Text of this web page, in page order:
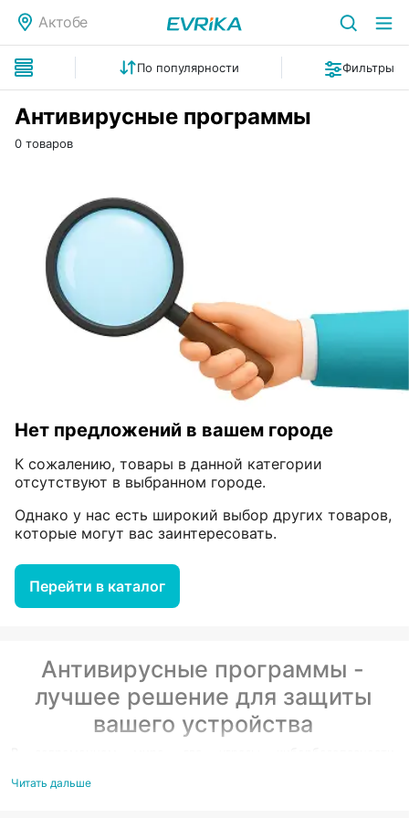
Актобе
По популярности Фильтры
Антивирусные программы
0 товаров
Нет предложений в вашем городе
К сожалению, товары в данной категории
отсутствуют в выбранном городе.
Однако у нас есть широкий выбор других товаров,
которые могут вас заинтересовать.
Перейти в каталог
Антивирусные программы -
лучшее решение для защиты
вашего устройства
антивирусной программы является необходимостью для
Читать дальше